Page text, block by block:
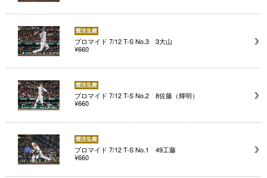
ブロマイド 7/12 T-S No.3 3大山
¥660
ブロマイド 7/12 T-S No.2 8佐藤（輝明）
¥660
ブロマイド 7/12 T-S No.1 49工藤
¥660